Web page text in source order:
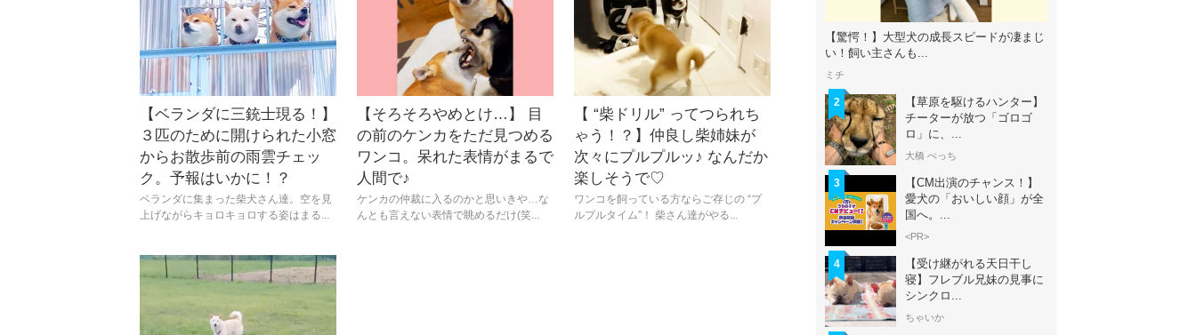
【ベランダに三銃士現る！】
３匹のために開けられた小窓
からお散歩前の雨雲チェッ
ク。予報はいかに！？
ベランダに集まった柴犬さん達。空を見
上げながらキョロキョロする姿はまる...
【そろそろやめとけ…】 目
の前のケンカをただ見つめる
ワンコ。呆れた表情がまるで
人間で♪
ケンカの仲裁に入るのかと思いきや…な
んとも言えない表情で眺めるだけ(笑...
【 “柴ドリル” ってつられち
ゃう！？】仲良し柴姉妹が
次々にプルプルッ♪ なんだか
楽しそうで♡
ワンコを飼っている方ならご存じの “プ
ルプルタイム”！ 柴さん達がやる...
【驚愕！】大型犬の成長スピードが凄まじ
い！飼い主さんも...
ミチ
2
【草原を駆けるハンター】
チーターが放つ「ゴロゴ
ロ」に、...
大橋 ぺっち
3
【CM出演のチャンス！】
愛犬の「おいしい顔」が全
国へ。...
<PR>
4
【受け継がれる天日干し
寝】フレブル兄妹の見事に
シンクロ...
ちゃいか